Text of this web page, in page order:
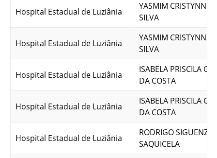
Hospital Estadual de Luziânia
YASMIM CRISTYNNE
SILVA
Hospital Estadual de Luziânia
YASMIM CRISTYNNE
SILVA
Hospital Estadual de Luziânia
ISABELA PRISCILA
DA COSTA
Hospital Estadual de Luziânia
ISABELA PRISCILA
DA COSTA
Hospital Estadual de Luziânia
RODRIGO SIGUENZA
SAQUICELA